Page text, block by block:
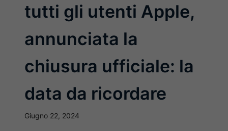
tutti gli utenti Apple,
annunciata la
chiusura ufficiale: la
data da ricordare
Giugno 22, 2024